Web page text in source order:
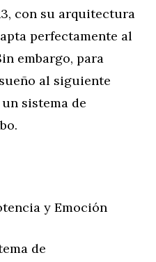
con su arquitectura
perfectamente al
embargo, para
al siguiente
sistema de
y Emoción
de